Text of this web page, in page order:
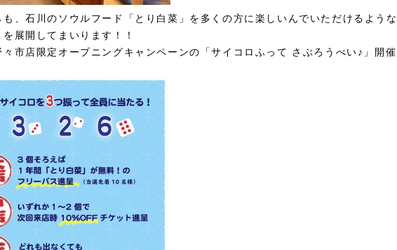
も、石川のソウルフード「とり白菜」を多くの方に楽しいんでいただけるような
を展開してまいります！！
々市店限定オープニングキャンペーンの「サイコロふって さぶろうべい♪」開催